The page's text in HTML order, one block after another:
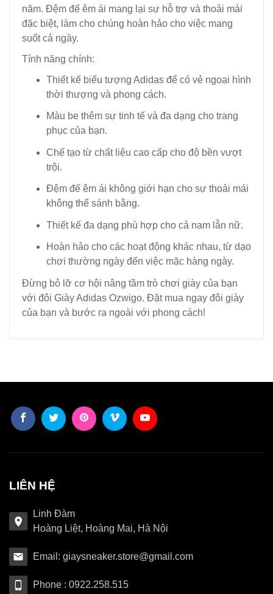
năm. Đệm đế êm ái mang lại sự hỗ trợ và thoải mái
đặc biệt, làm cho chúng hoàn hảo cho việc mang
suốt cả ngày.
Tính năng chính:
Thiết kế biểu tượng Adidas để có vẻ ngoại hình
thời thượng và phong cách.
Màu be thêm sự tinh tế và đa dạng cho trang
phục của bạn.
Chế tạo từ chất liệu cao cấp cho độ bền vượt
trội.
Đệm đế êm ái không giới hạn cho sự thoải mái
không thể sánh bằng.
Thiết kế đa dạng phù hợp cho cả nam lẫn nữ.
Hoàn hảo cho các hoạt động khác nhau, từ dạo
chơi thường ngày đến việc mặc hàng ngày.
Đừng bỏ lỡ cơ hội nâng tầm trò chơi giày của bạn
với đôi Giày Adidas Ozwigo. Đặt mua ngay đôi giày
của bạn và bước ra ngoài với phong cách!
LIÊN HỆ
Linh Đàm
Hoàng Liệt, Hoàng Mai, Hà Nội
Email: giaysneaker.store@gmail.com
Phone : 0922.258.515